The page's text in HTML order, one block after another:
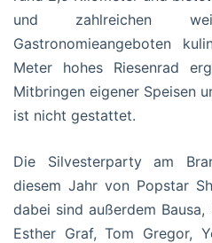
und zahlreichen
Gastronomieangeboten
Meter hohes Riesenrad
Mitbringen eigener Speisen
ist nicht gestattet.
Die Silvesterparty am
diesem Jahr von Popstar
dabei sind außerdem Bausa,
Esther Graf, Tom Gregor,